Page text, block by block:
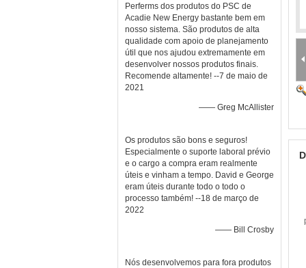
Perferms dos produtos do PSC de
Acadie New Energy bastante bem em
nosso sistema. São produtos de alta
qualidade com apoio de planejamento
útil que nos ajudou extremamente em
desenvolver nossos produtos finais.
Recomende altamente! --7 de maio de
2021
—— Greg McAllister
Os produtos são bons e seguros!
Especialmente o suporte laboral prévio
e o cargo a compra eram realmente
úteis e vinham a tempo. David e George
eram úteis durante todo o todo o
processo também! --18 de março de
2022
—— Bill Crosby
Nós desenvolvemos para fora produtos